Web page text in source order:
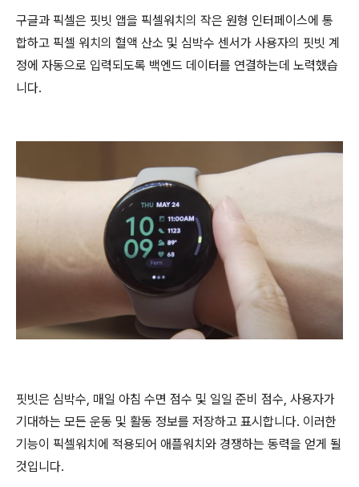
구글과 픽셀은 핏빗 앱을 픽셀워치의 작은 원형 인터페이스에 통
합하고 픽셀 워치의 혈액 산소 및 심박수 센서가 사용자의 핏빗 계
정에 자동으로 입력되도록 백엔드 데이터를 연결하는데 노력했습
니다.
핏빗은 심박수, 매일 아침 수면 점수 및 일일 준비 점수, 사용자가
기대하는 모든 운동 및 활동 정보를 저장하고 표시합니다. 이러한
기능이 픽셀워치에 적용되어 애플워치와 경쟁하는 동력을 얻게 될
것입니다.